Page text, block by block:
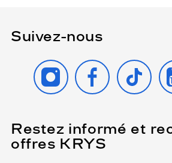
Suivez-nous
INSTAGRAMFACEBOOK
TIKTOK
Restez informé et
offres KRYS
Name
(Ce
champ
est
obligatoire)